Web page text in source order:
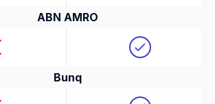
ABN AMRO
Bunq